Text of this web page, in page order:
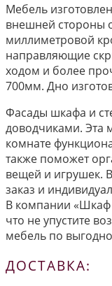
Мебель
внешней стороны
миллиметровой
направляющие
ходом и более
700мм. Дно
Фасады шкафа и
доводчиками. Эта
комнате
также поможет
вещей и игрушек.
заказ и
В компании
что не упустите
мебель по
ДОСТАВКА: